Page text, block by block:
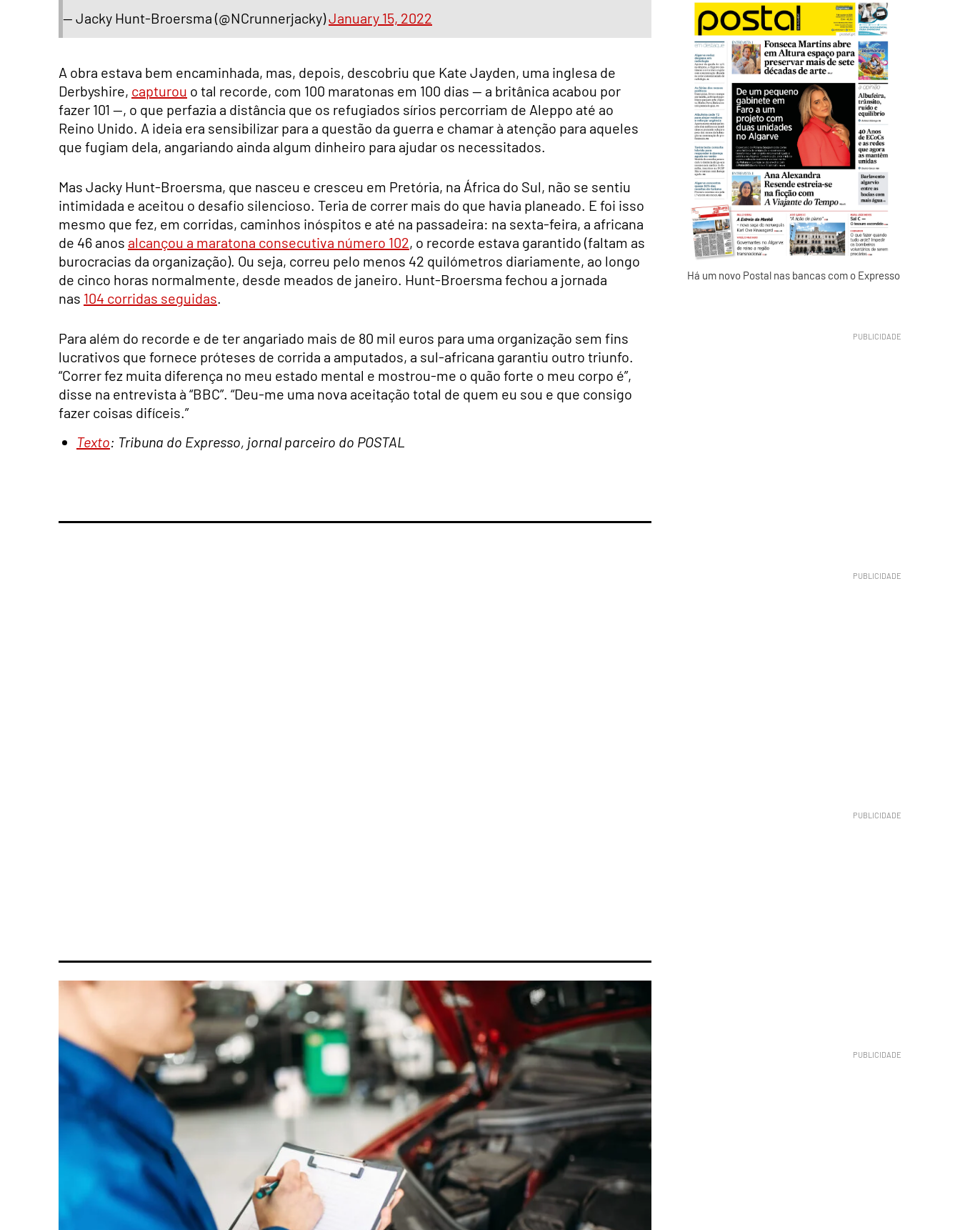
— Jacky Hunt-Broersma (@NCrunnerjacky)January 15, 2022
A obra estava bem encaminhada, mas, depois, descobriu que Kate Jayden, uma inglesa de
Derbyshire, capturou o tal recorde, com 100 maratonas em 100 dias — a britânica acabou por
fazer 101 —, o que perfazia a distância que os refugiados sírios percorriam de Aleppo até ao
Reino Unido. A ideia era sensibilizar para a questão da guerra e chamar à atenção para aqueles
que fugiam dela, angariando ainda algum dinheiro para ajudar os necessitados.
Mas Jacky Hunt-Broersma, que nasceu e cresceu em Pretória, na África do Sul, não se sentiu
intimidada e aceitou o desafio silencioso. Teria de correr mais do que havia planeado. E foi isso
mesmo que fez, em corridas, caminhos inóspitos e até na passadeira: na sexta-feira, a africana
de 46 anos alcançou a maratona consecutiva número 102, o recorde estava garantido (faltam as
burocracias da organização). Ou seja, correu pelo menos 42 quilómetros diariamente, ao longo
de cinco horas normalmente, desde meados de janeiro. Hunt-Broersma fechou a jornada
nas 104 corridas seguidas
Para além do recorde e de ter angariado mais de 80 mil euros para uma organização sem fins
lucrativos que fornece próteses de corrida a amputados, a sul-africana garantiu outro triunfo.
“Correr fez muita diferença no meu estado mental e mostrou-me o quão forte o meu corpo é”,
disse na entrevista à “BBC”. “Deu-me uma nova aceitação total de quem eu sou e que consigo
fazer coisas difíceis.”
Texto: Tribuna do Expresso, jornal parceiro do POSTAL
Há um novo Postal nas bancas com o Expresso